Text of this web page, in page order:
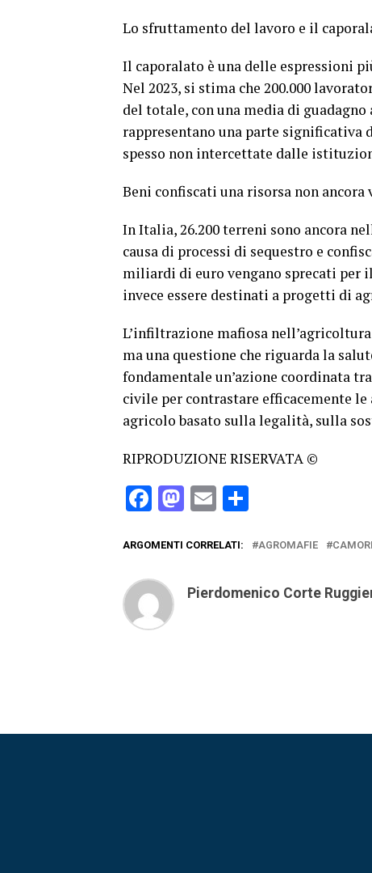
Lo sfruttamento del lavoro e il
Il caporalato è una delle espressioni
Nel 2023, si stima che 200.000
del totale, con una media di guadagno
rappresentano una parte significativa
spesso non intercettate dalle
Beni confiscati una risorsa non
In Italia, 26.200 terreni sono ancora
causa di processi di sequestro e
miliardi di euro vengano sprecati per
invece essere destinati a progetti di
L’infiltrazione mafiosa
ma una questione che riguarda la
fondamentale un’azione coordinata
civile per contrastare efficacemente
agricolo basato sulla legalità, sulla
RIPRODUZIONE RISERVATA ©
Facebook
Mastodon
Email
ARGOMENTI CORRELATI: AGROMAFIE
Pierdomenico Corte